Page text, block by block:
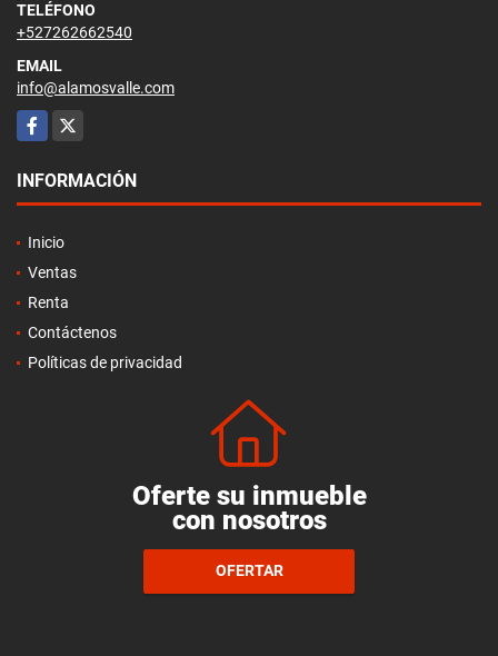
TELÉFONO
+527262662540
EMAIL
info@alamosvalle.com
Facebook
X
INFORMACIÓN
Inicio
Ventas
Renta
Contáctenos
Políticas de privacidad
Oferte su inmueble
con nosotros
OFERTAR